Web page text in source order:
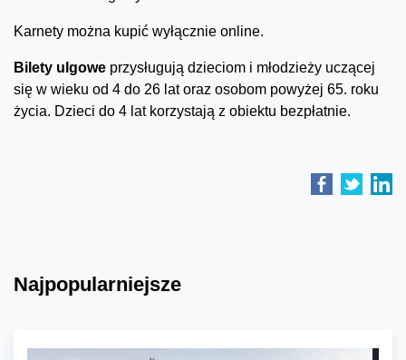
Karnety można kupić wyłącznie online.
Bilety ulgowe przysługują dzieciom i młodzieży uczącej
się w wieku od 4 do 26 lat oraz osobom powyżej 65. roku
życia. Dzieci do 4 lat korzystają z obiektu bezpłatnie.
Najpopularniejsze